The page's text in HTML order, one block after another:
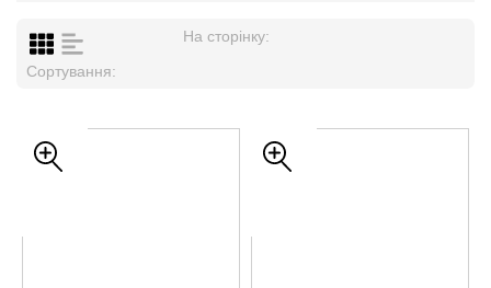
На сторінку:
Сортування: